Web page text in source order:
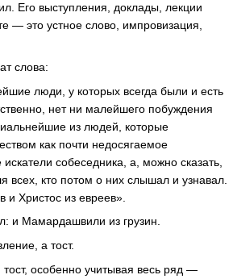
Его выступления, доклады, лекции
— это устное слово, импровизация,
слова:
люди, у которых всегда были и есть
нет ни малейшего побуждения
из людей, которые
как почти недосягаемое
собеседника, а, можно сказать,
всех, кто потом о них слышал и узнавал.
и Христос из евреев».
и Мамардашвили из грузин.
а тост.
тост, особенно учитывая весь ряд —